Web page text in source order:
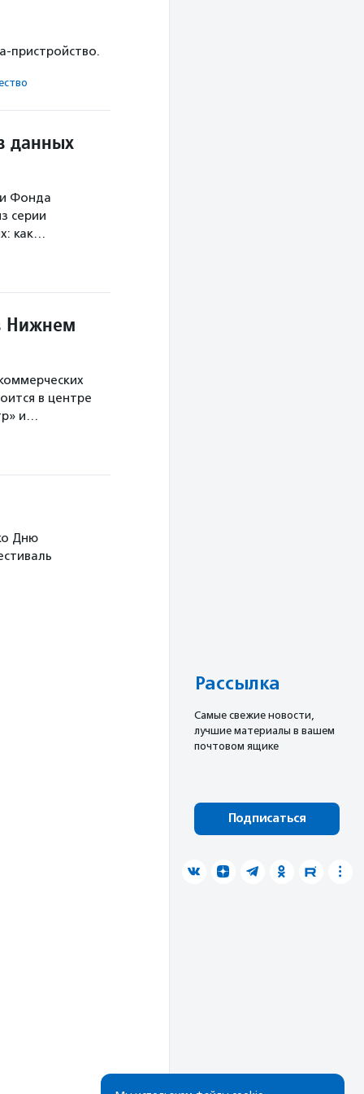
пристройство.
данных
Фонда
серии
как…
Нижнем
в центре
и…
Дню
Рассылка
Cамые свежие новости,
лучшие материалы в вашем
почтовом ящике
Подписаться